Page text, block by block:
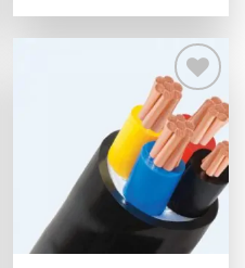
Add to
wishlist